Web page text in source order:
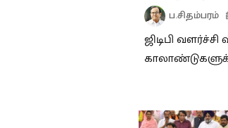
ப.சிதம்பரம்
ஜிடிபி